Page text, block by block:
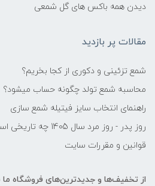
دیدن همه باکس های گل شمعی
مقالات پر بازدید
شمع تزئینی و دکوری از کجا بخریم؟
محاسبه شمع تولد چگونه حساب میشود؟
راهنمای انتخاب سایز فیتیله شمع سازی
روز پدر - روز مرد سال 1405 چه تاریخی است؟
قوانین و مقررات سایت
از تخفیف‌ها و جدیدترین‌های فروشگاه ما